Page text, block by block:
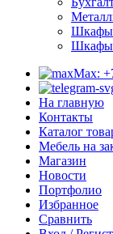
Шкафы
Шкафы
Max:
На главную
Контакты
Каталог
Мебель на
Магазин
Новости
Портфолио
Избранное
Сравнить